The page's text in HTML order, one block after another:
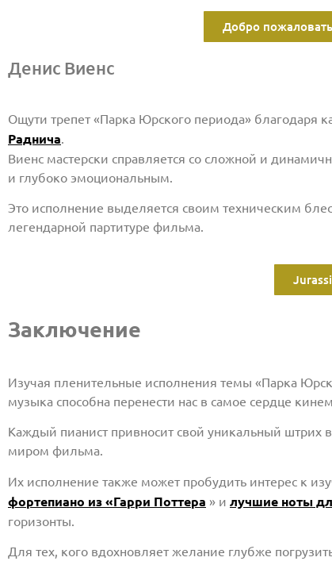
Добро
Денис Виенс
Ощути трепет «Парка Юрского периода» благодаря
Раднича
Виенс мастерски справляется со сложной и
и глубоко эмоциональным.
Это исполнение выделяется своим техническим
легендарной партитуре фильма.
Заключение
Изучая пленительные исполнения темы «Парка
музыка способна перенести нас в самое сердце
Каждый пианист привносит свой уникальный штрих
миром фильма.
Их исполнение также может пробудить интерес к
фортепиано из «Гарри Поттера » и лучшие ноты
горизонты.
Для тех, кого вдохновляет желание глубже